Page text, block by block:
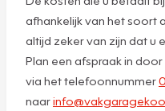
afhankelijk van het soort
altijd zeker van zijn dat u
Plan een afspraak in
via het telefoonnummer
naar